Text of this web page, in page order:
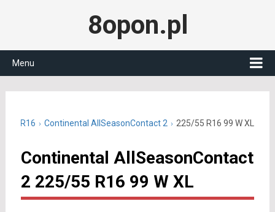
8opon.pl
Menu
55 R16 Continental AllSeasonContact 2 225/55 R16 99 W XL
Continental AllSeasonContact
2 225/55 R16 99 W XL